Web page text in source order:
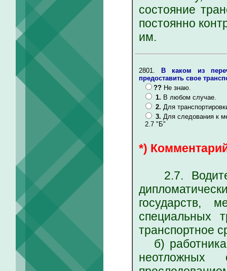
состояние
постоянно
им.
2801.В каком из
предоставить свое
?? Не знаю.
1. В любом случае.
2. Для
3. Для следования к
2.7 "Б"
*)
2.7.
государств,
специальных
транспортное
б)
неотложных